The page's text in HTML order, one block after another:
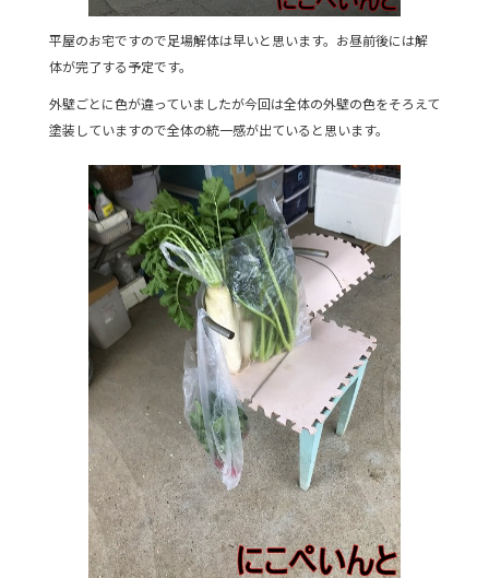
平屋のお宅ですので足場解体は早いと思います。お昼前後には解
体が完了する予定です。
外壁ごとに色が違っていましたが今回は全体の外壁の色をそろえて
塗装していますので全体の統一感が出ていると思います。